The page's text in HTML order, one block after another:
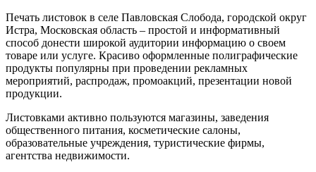
Печать листовок в селе Павловская Слобода, городской округ
Истра, Московская область – простой и информативный
способ донести широкой аудитории информацию о своем
товаре или услуге. Красиво оформленные полиграфические
продукты популярны при проведении рекламных
мероприятий, распродаж, промоакций, презентации новой
продукции.
Листовками активно пользуются магазины, заведения
общественного питания, косметические салоны,
образовательные учреждения, туристические фирмы,
агентства недвижимости.